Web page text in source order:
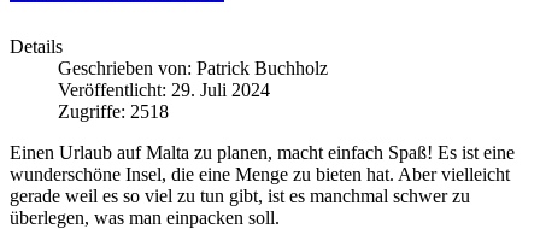
Details
Geschrieben von: Patrick Buchholz
Veröffentlicht: 29. Juli 2024
Zugriffe: 2518
Einen Urlaub auf Malta zu planen, macht einfach Spaß! Es ist eine
wunderschöne Insel, die eine Menge zu bieten hat. Aber vielleicht
gerade weil es so viel zu tun gibt, ist es manchmal schwer zu
überlegen, was man einpacken soll.